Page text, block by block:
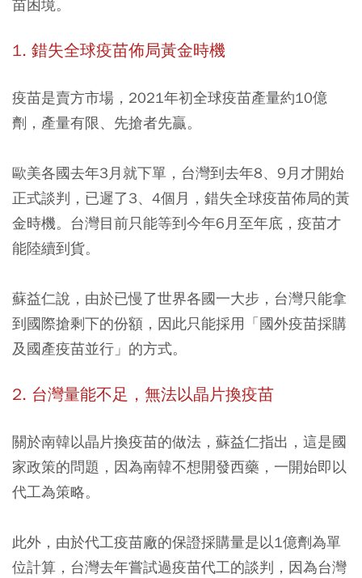
苗困境。
1. 錯失全球疫苗佈局黃金時機
疫苗是賣方市場，2021年初全球疫苗產量約10億
劑，產量有限、先搶者先贏。
歐美各國去年3月就下單，台灣到去年8、9月才開始
正式談判 ，已遲了3、4個月，錯失全球疫苗佈局的黃
金時機。台灣目前只能等到今年6月至年底，疫苗才
能陸續到貨。
蘇益仁說，由於已慢了世界各國一大步，台灣只能拿
到國際搶剩下的份額，因此只能採用「國外疫苗採購
及國產疫苗並行」的方式。
2. 台灣量能不足，無法以晶片換疫苗
關於南韓以晶片換疫苗的做法，蘇益仁指出，這是國
家政策的問題，因為南韓不想開發西藥，一開始即以
代工為策略。
此外，由於代工疫苗廠的保證採購量是以1億劑為單
位計算 ，台灣去年嘗試過疫苗代工的談判，因為台灣